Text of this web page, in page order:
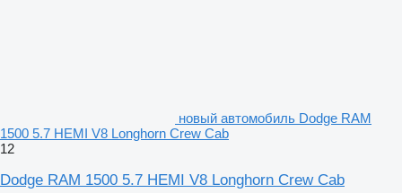
новый автомобиль Dodge RAM
1500 5.7 HEMI V8 Longhorn Crew Cab
12
Dodge RAM 1500 5.7 HEMI V8 Longhorn Crew Cab